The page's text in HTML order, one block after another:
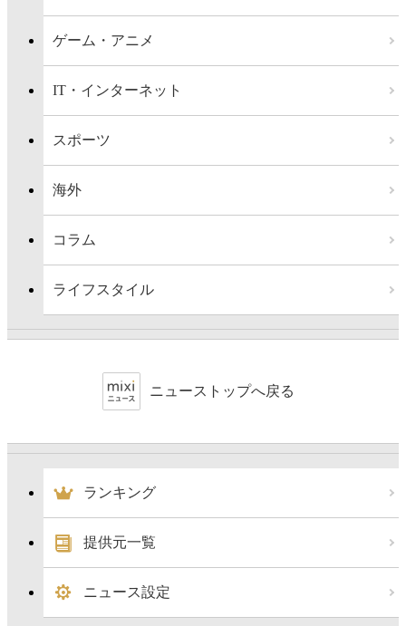
ゲーム・アニメ
IT・インターネット
スポーツ
海外
コラム
ライフスタイル
ニューストップへ戻る
ランキング
提供元一覧
ニュース設定